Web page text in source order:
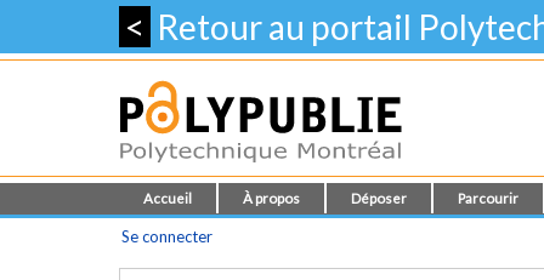
< Retour au portail
Accueil À propos Déposer Parcourir
Se connecter